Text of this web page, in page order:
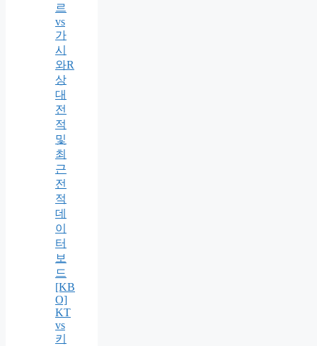
르
vs
가
시
와R
상
대
전
적
및
최
근
전
적
데
이
터
보
드
[KB
O]
KT
vs
키